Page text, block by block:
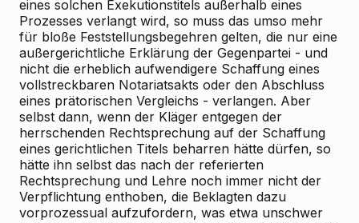
eines solchen Exekutionstitels außerhalb eines
Prozesses verlangt wird, so muss das umso mehr
für bloße Feststellungsbegehren gelten, die nur eine
außergerichtliche Erklärung der Gegenpartei - und
nicht die erheblich aufwendigere Schaffung eines
vollstreckbaren Notariatsakts oder den Abschluss
eines prätorischen Vergleichs - verlangen. Aber
selbst dann, wenn der Kläger entgegen der
herrschenden Rechtsprechung auf der Schaffung
eines gerichtlichen Titels beharren hätte dürfen, so
hätte ihn selbst das nach der referierten
Rechtsprechung und Lehre noch immer nicht der
Verpflichtung enthoben, die Beklagten dazu
vorprozessual aufzufordern, was etwa unschwer